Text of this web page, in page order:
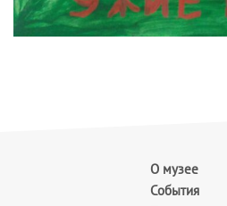
О музее
События